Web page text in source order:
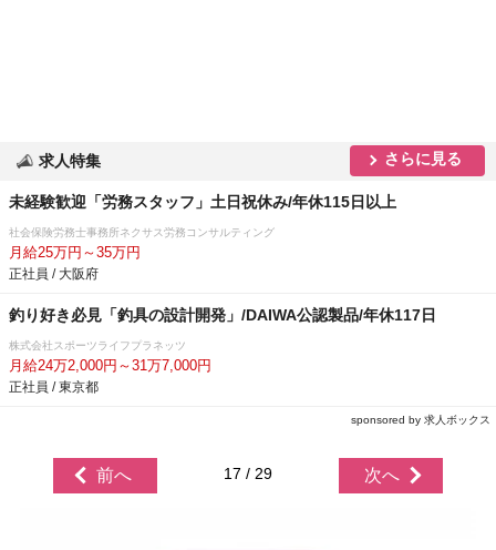
求人特集 さらに見る
未経験歓迎「労務スタッフ」土日祝休み/年休115日以上
社会保険労務士事務所ネクサス労務コンサルティング
月給25万円～35万円
正社員 / 大阪府
釣り好き必見「釣具の設計開発」/DAIWA公認製品/年休117日
株式会社スポーツライフプラネッツ
月給24万2,000円～31万7,000円
正社員 / 東京都
sponsored by 求人ボックス
前へ 17 / 29 次へ